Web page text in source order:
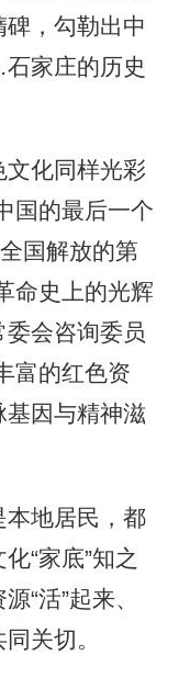
，勾勒出中
家庄的历史
化同样光彩
国的最后一个
国解放的第
命史上的光辉
会咨询委员
富的红色资
基因与精神滋
地居民，都
“家底”知之
“活”起来、
关切。